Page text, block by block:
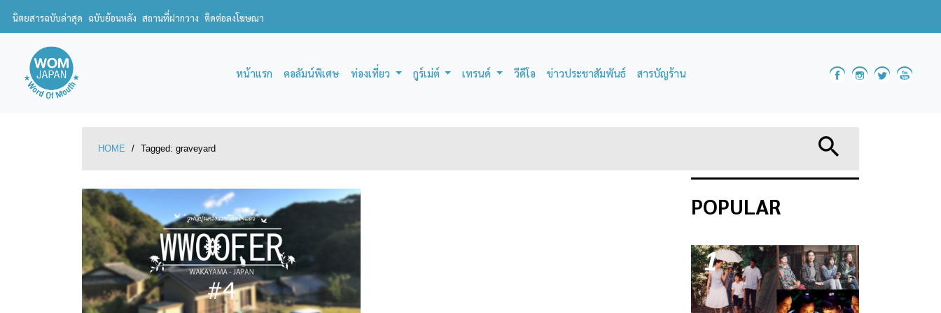
นิตยสารฉบับล่าสุด ฉบับย้อนหลัง สถานที่ฝากวาง ติดต่อลงโฆษณา
หน้าแรก คอลัมน์พิเศษ ท่องเที่ยว กูร์เม่ต์ เทรนด์ วีดีโอ ข่าวประชาสัมพันธ์ สารบัญร้าน
HOME / Tagged: graveyard
POPULAR
1